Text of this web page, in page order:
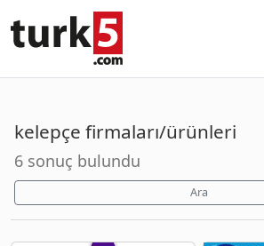
kelepçe firmaları/ürünleri
6 sonuç bulundu
Ara